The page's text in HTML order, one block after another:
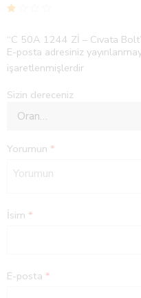
“C 50A 1244 Zİ – Cıvata
E-posta adresiniz
işaretlenmişlerdir
Sizin dereceniz
Yorumun *
İsim *
E-posta *